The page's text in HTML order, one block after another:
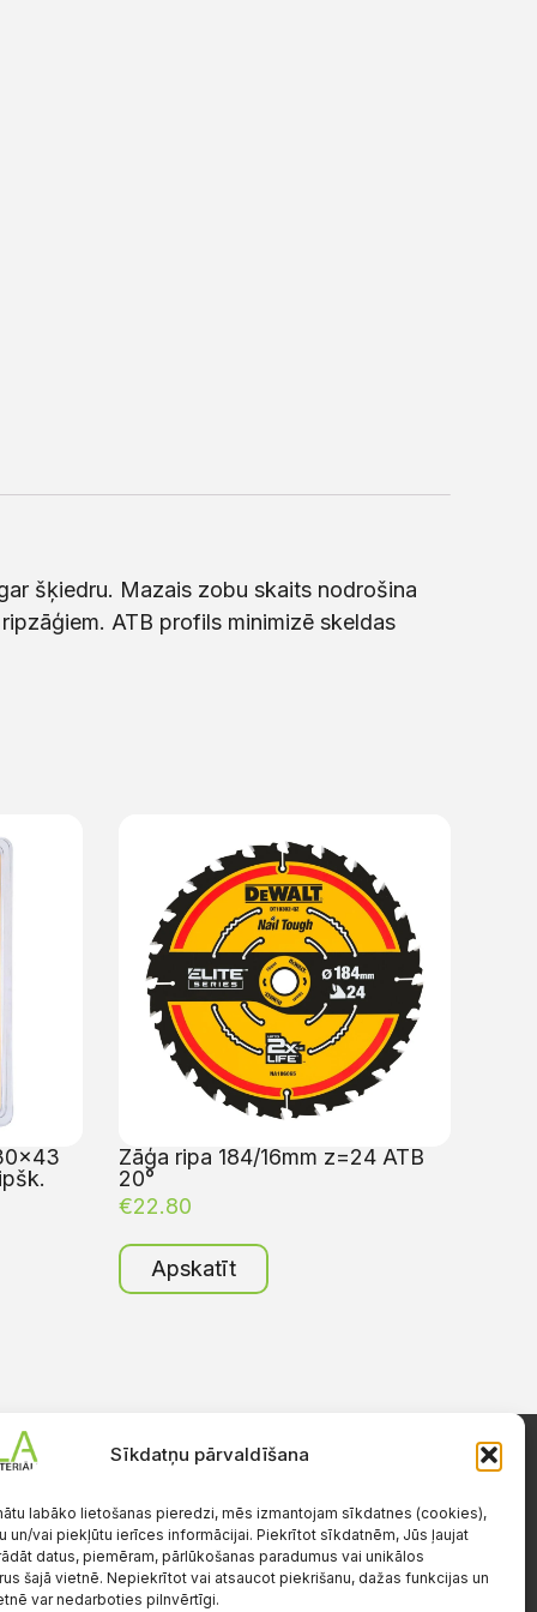
Sīkdatņu pārvaldīšana
labāko lietošanas pieredzi, mēs izmantojam sīkdatnes (cookies),
un/vai piekļūtu ierīces informācijai. Piekrītot sīkdatnēm, Jūs ļaujat
datus, piemēram, pārlūkošanas paradumus vai unikālos
šajā vietnē. Nepiekrītot vai atsaucot piekrišanu, dažas funkcijas un
var nedarboties pilnvērtīgi.
šķiedru. Mazais zobu skaits nodrošina
ATB profils minimizē skeldas
Zāģa ripa 184/16mm z=24 ATB
20°
€22.80
Apskatīt
Darba laiks
S.-Sv.: brīvs